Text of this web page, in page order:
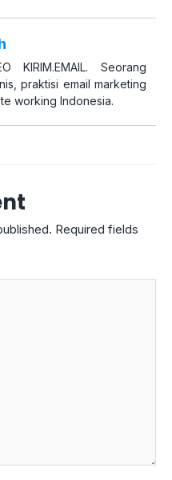
KIRIM.EMAIL. Seorang
praktisi email marketing
working Indonesia.
Required fields